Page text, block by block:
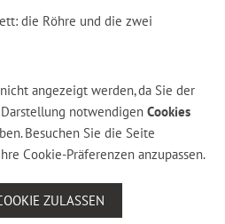
die Röhre und die zwei
angezeigt werden, da Sie der
notwendigen Cookies
Besuchen Sie die Seite
Cookie-Präferenzen anzupassen.
ZULASSEN